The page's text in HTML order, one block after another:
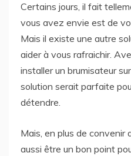
Certains jours, il fait
vous avez envie est de
Mais il existe une autre
aider à vous rafraichir.
installer un brumisateur
solution serait parfaite
détendre.
Mais, en plus de convenir
aussi être un bon point